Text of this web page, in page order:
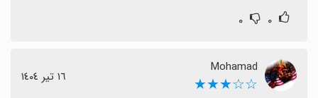
۰ ۰
Mohamad
☆☆★★★ ١٦ تیر ١٤٠٤